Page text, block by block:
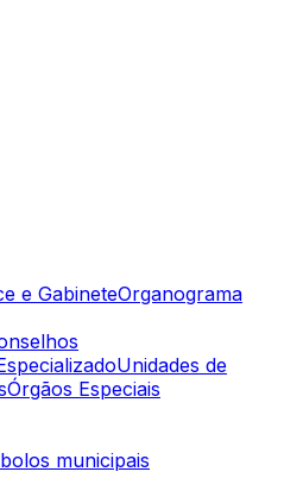
e GabineteOrganograma
Unidades de
Órgãos Especiais
municipais